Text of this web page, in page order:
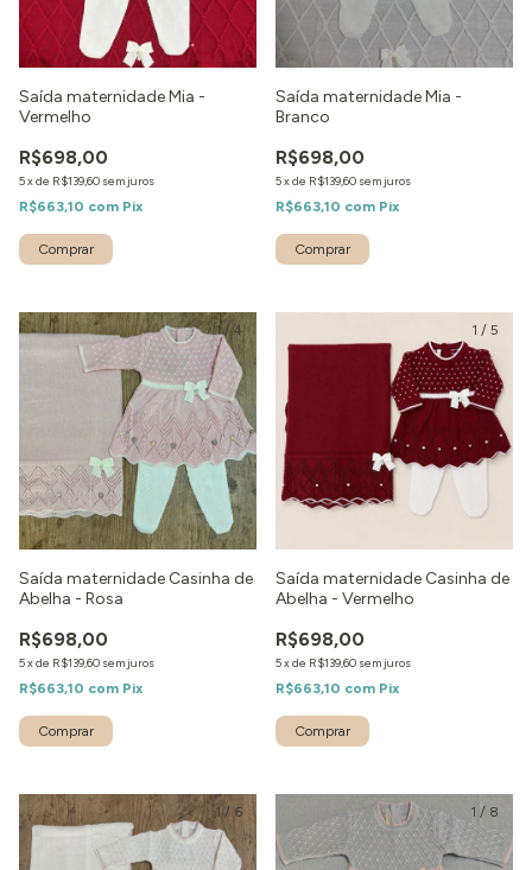
Saída maternidade Mia -
Vermelho
R$698,00
5xde R$139,60 sem juros
R$663,10 com Pix
Comprar
Saída maternidade Mia -
Branco
R$698,00
5xde R$139,60 sem juros
R$663,10 com Pix
Comprar
1/4
Saída maternidade Casinha de
Abelha - Rosa
R$698,00
5xde R$139,60 sem juros
R$663,10 com Pix
Comprar
1 / 5
Saída maternidade Casinha de
Abelha - Vermelho
R$698,00
5xde R$139,60 sem juros
R$663,10 com Pix
Comprar
1/ 6 1 / 8